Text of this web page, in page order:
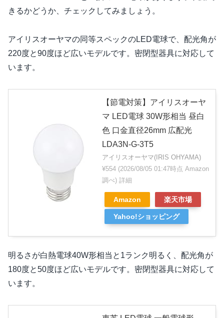
きるかどうか、チェックしてみましょう。
アイリスオーヤマの同等スペックのLED電球で、配光角が
220度と90度ほど広いモデルです。密閉型器具に対応して
います。
【節電対策】アイリスオーヤ
マ LED電球 30W形相当 昼白
色 口金直径26mm 広配光
LDA3N-G-3T5
アイリスオーヤマ(IRIS OHYAMA)
¥554 (2026/08/05 01:47時点 Amazon
調べ) 詳細
Amazon 楽天市場
Yahoo!ショッピング
明るさが白熱電球40W形相当と1ランク明るく、配光角が
180度と50度ほど広いモデルです。密閉型器具に対応して
います。